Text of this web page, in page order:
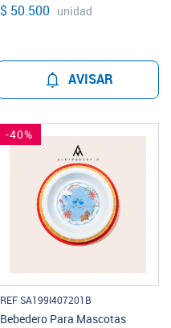
$ 50.500 unidad
AVISAR
-40%
REF SA199I407201B
Bebedero Para Mascotas